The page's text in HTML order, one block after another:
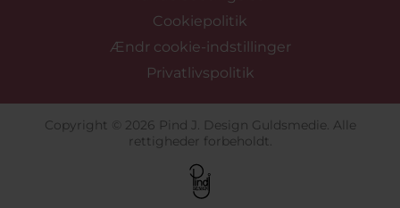
Cookiepolitik
Ændr cookie-indstillinger
Privatlivspolitik
Copyright © 2026 Pind J. Design Guldsmedie. Alle
rettigheder forbeholdt.